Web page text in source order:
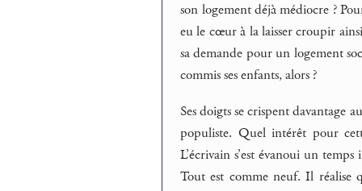
son logement déjà médiocre ?
eu le cœur à la laisser croupir
sa demande pour un logement
commis ses enfants, alors ?
Ses doigts se crispent davantage
populiste. Quel intérêt pour
L’écrivain s’est évanoui un
Tout est comme neuf. Il réalise